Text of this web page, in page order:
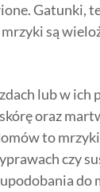
Gatunki,
są
lub w ich
oraz
to
czy